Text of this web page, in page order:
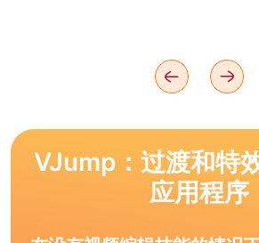
VJump：过渡和特
应用程序